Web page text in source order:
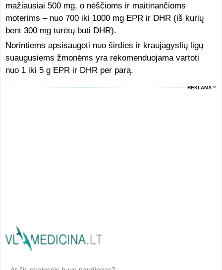
mažiausiai 500 mg, o nėščioms ir maitinančioms
moterims – nuo 700 iki 1000 mg EPR ir DHR (iš kurių
bent 300 mg turėtų būti DHR).
Norintiems apsisaugoti nuo širdies ir kraujagyslių ligų
suaugusiems žmonėms yra rekomenduojama vartoti
nuo 1 iki 5 g EPR ir DHR per parą.
REKLAMA